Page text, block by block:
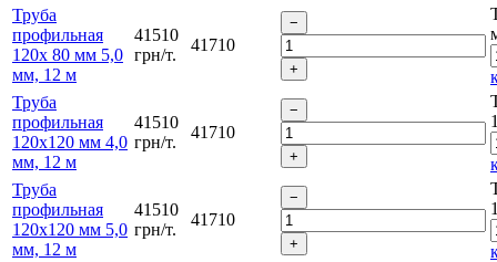
Труба
профильная
120х 80 мм 5,0
мм, 12 м
41510
грн/т.
41710
Труба
профильная
120х120 мм 4,0
мм, 12 м
41510
грн/т.
41710
Труба
профильная
120х120 мм 5,0
мм, 12 м
41510
грн/т.
41710